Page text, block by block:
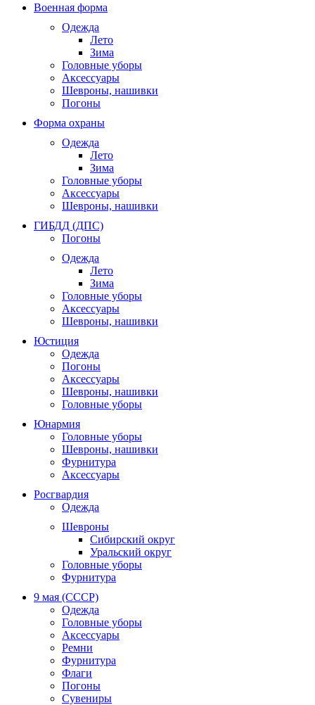
Военная форма
Одежда
Лето
Зима
Головные уборы
Аксессуары
Шевроны, нашивки
Погоны
Форма охраны
Одежда
Лето
Зима
Головные уборы
Аксессуары
Шевроны, нашивки
ГИБДД (ДПС)
Погоны
Одежда
Лето
Зима
Головные уборы
Аксессуары
Шевроны, нашивки
Юстиция
Одежда
Погоны
Аксессуары
Шевроны, нашивки
Головные уборы
Юнармия
Головные уборы
Шевроны, нашивки
Фурнитура
Аксессуары
Росгвардия
Одежда
Шевроны
Сибирский округ
Уральский округ
Головные уборы
Фурнитура
9 мая (СССР)
Одежда
Головные уборы
Аксессуары
Ремни
Фурнитура
Флаги
Погоны
Сувениры